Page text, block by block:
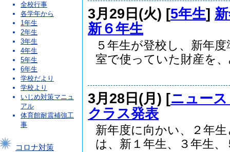
全校行事
各学年から
1年生
2年生
3年生
4年生
5年生
6年生
学校だより
学校より
いじめ対策マニュ
アル
体育館耐震補強工
事
コロナ対策
3月29日(火) [5年生]
新６年生
５年生が登校し、新年
室で使っていた財産を
3月28日(月) [ニュー
クラス発表
新年度に向かい、２年
は、新１年生、３年生、